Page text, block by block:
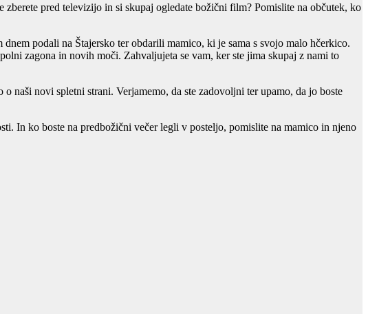
pred televizijo in si skupaj ogledate božični film? Pomislite na občutek, ko
podali na Štajersko ter obdarili mamico, ki je sama s svojo malo hčerkico.
zagona in novih moči. Zahvaljujeta se vam, ker ste jima skupaj z nami to
naši novi spletni strani. Verjamemo, da ste zadovoljni ter upamo, da jo boste
In ko boste na predbožični večer legli v posteljo, pomislite na mamico in njeno